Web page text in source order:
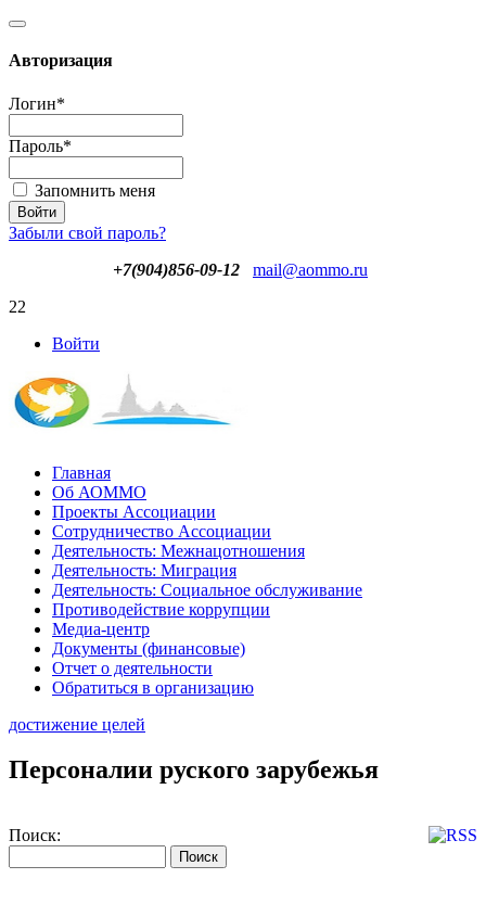
Авторизация
Логин*
Пароль*
Запомнить меня
Забыли свой пароль?
+7(904)856-09-12
mail@aommo.ru
22
Войти
Главная
Об АОММО
Проекты Ассоциации
Сотрудничество Ассоциации
Деятельность: Межнацотношения
Деятельность: Миграция
Деятельность: Социальное обслуживание
Противодействие коррупции
Медиа-центр
Документы (финансовые)
Отчет о деятельности
Обратиться в организацию
достижение целей
Персоналии руского зарубежья
Поиск: